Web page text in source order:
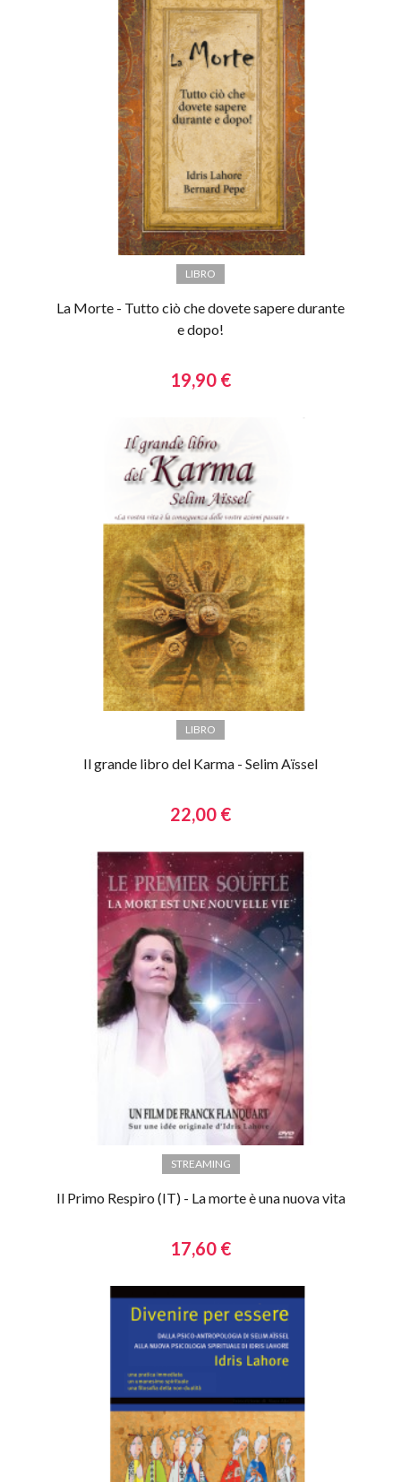
LIBRO
La Morte - Tutto ciò che dovete sapere durante
e dopo!
19,90 €
LIBRO
Il grande libro del Karma - Selim Aïssel
22,00 €
STREAMING
Il Primo Respiro (IT) - La morte è una nuova vita
17,60 €